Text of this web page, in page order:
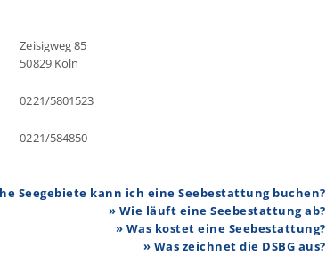
Zeisigweg 85
50829 Köln
0221/5801523
0221/584850
Seegebiete kann ich eine Seebestattung buchen?
» Wie läuft eine Seebestattung ab?
» Was kostet eine Seebestattung?
» Was zeichnet die DSBG aus?